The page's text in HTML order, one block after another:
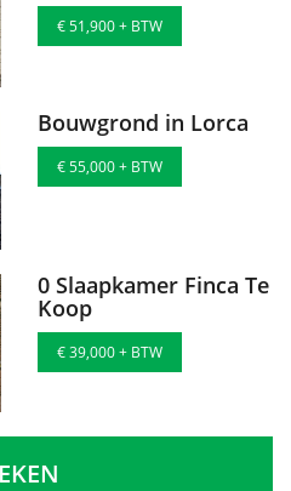
€ 51,900 + BTW
Bouwgrond in Lorca
€ 55,000 + BTW
0 Slaapkamer Finca Te
Koop
€ 39,000 + BTW